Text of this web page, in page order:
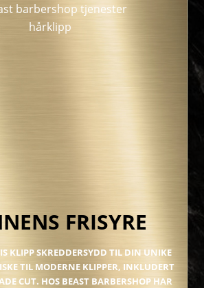
FRISYRE
KLIPP SKREDDERSYDD TIL DIN UNIKE
TIL MODERNE KLIPPER, INKLUDERT
CUT. HOS BEAST BARBERSHOP HAR